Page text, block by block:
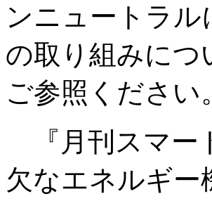
ンニュートラ
の取り組みにつ
ご参照ください
『月刊スマ
欠なエネルギー